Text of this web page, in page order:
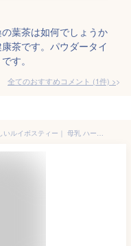
葉茶は如何でしょうか
茶です。パウダータイ
す。
全てのおすすめコメント (1件) >
★楽天1位・最安870円〜★111包入やさしいルイボスティー｜ 母乳 ハーブティー ミルクアップ ブレンド 水出し アイスティー ノンカフェイン ティーバッグ ハーブティー ダイエット お茶 紅茶 妊婦茶 授乳茶 ルイボス茶 マタニティー ゼロカロリー 減肥